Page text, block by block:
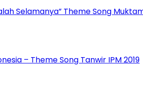
Selamanya” Theme Song
– Theme Song Tanwir IPM 2019
Salah satu
Filsafat sering kali
Ini bisa menjadi sumber
kader IPM yang ingin